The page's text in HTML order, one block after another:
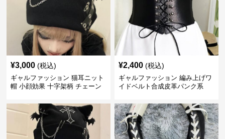
¥3,000 (税込)
ギャルファッション 猫耳ニット
帽 小顔効果 十字架柄 チェーン
¥2,400 (税込)
ギャルファッション 編み上げワ
イドベルト合成皮革パンク系